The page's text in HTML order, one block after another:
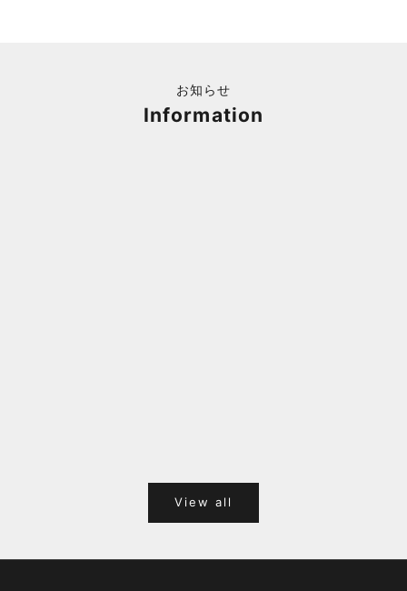
お知らせ
Information
View all